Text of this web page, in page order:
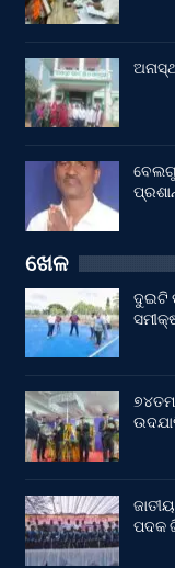
ଖେଳ
ଦୁଇଟି
ପଦକ